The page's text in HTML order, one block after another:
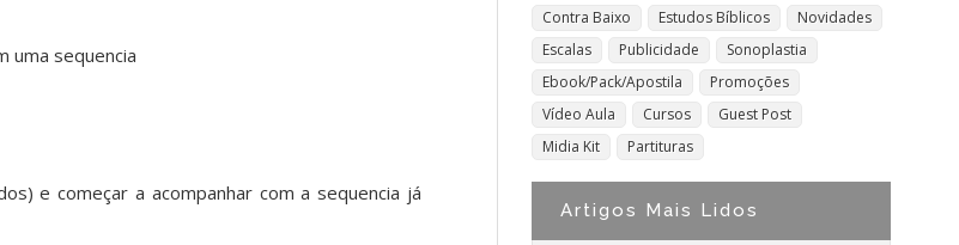
uma sequencia
e começar a acompanhar com a sequencia já
Contra Baixo
Estudos Bíblicos
Novidades
Escalas
Publicidade
Sonoplastia
Ebook/Pack/Apostila
Promoções
Vídeo Aula
Cursos
Guest Post
Midia Kit
Partituras
Artigos Mais Lidos